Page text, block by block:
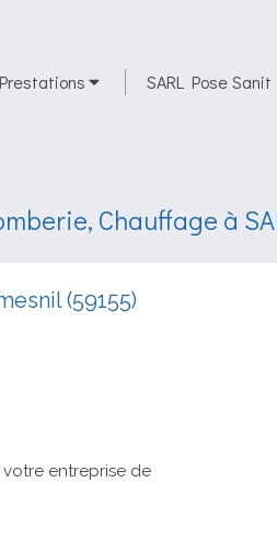
Prestations SARL Pose Sanit
Chauffage à
(59155)
entreprise de